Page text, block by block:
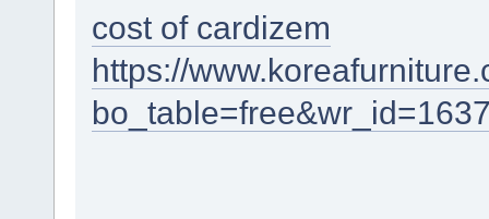
cost of cardizem
https://